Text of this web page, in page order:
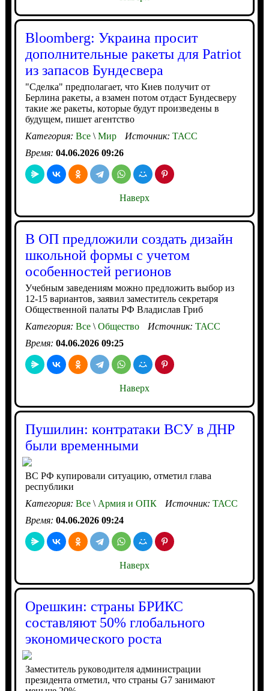
Bloomberg: Украина просит
дополнительные ракеты для Patriot
из запасов Бундесвера
"Сделка" предполагает, что Киев получит от
Берлина ракеты, а взамен потом отдаст Бундесверу
такие же ракеты, которые будут произведены в
будущем, пишет агентство
Категория: Все\Мир Источник: ТАСС
Время: 04.06.2026 09:26
Наверх
В ОП предложили создать дизайн
школьной формы с учетом
особенностей регионов
Учебным заведениям можно предложить выбор из
12-15 вариантов, заявил заместитель секретаря
Общественной палаты РФ Владислав Гриб
Категория: Все\Общество Источник: ТАСС
Время: 04.06.2026 09:25
Наверх
Пушилин: контратаки ВСУ в ДНР
были временными
ВС РФ купировали ситуацию, отметил глава
республики
Категория: Все\Армия и ОПК Источник: ТАСС
Время: 04.06.2026 09:24
Наверх
Орешкин: страны БРИКС
составляют 50% глобального
экономического роста
Заместитель руководителя администрации
президента отметил, что страны G7 занимают